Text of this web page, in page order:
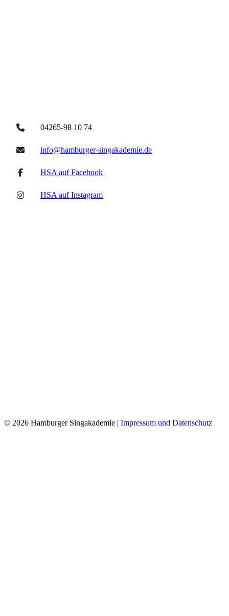
04265-98 10 74
info@hamburger-singakademie.de
HSA auf Facebook
HSA auf Instagram
© 2026 Hamburger Singakademie | Impressum und Datenschutz